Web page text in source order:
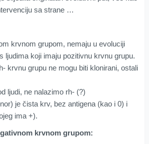
sa strane …
krvnom grupom, nemaju u evoluciji
ljudima koji imaju pozitivnu krvnu grupu.
krvnu grupu ne mogu biti klonirani, ostali
ljudi, ne nalazimo rh- (?)
je čista krv, bez antigena (kao i 0) i
ima +).
krvnom grupom: